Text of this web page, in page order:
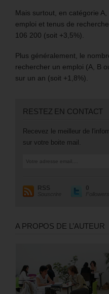
Mais surtout, en catégorie
emploi et tenus de
106 200 (soit +3,5%).
Plus généralement, le
rechercher un emploi (A, B
sur un an (soit +1,8%).
RESTEZ EN CONTACT
Recevez le meilleur de
sur votre boite mail.
RSS
Souscrire
0
Followers
A PROPOS DE L’AUTEUR